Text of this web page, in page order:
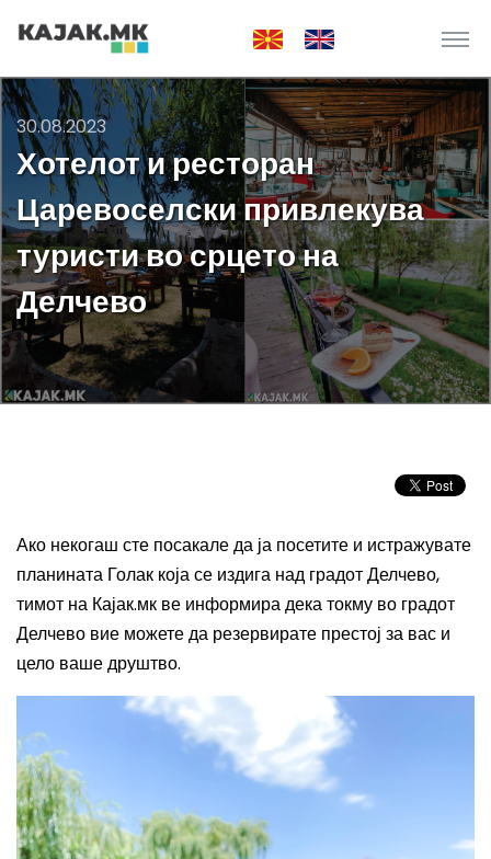
30.08.2023
Хотелот и ресторан
Царевоселски привлекува
туристи во срцето на
Делчево
Ако некогаш сте посакале да ја посетите и истражувате
планината Голак која се издига над градот Делчево,
тимот на Кајак.мк ве информира дека токму во градот
Делчево вие можете да резервирате престој за вас и
цело ваше друштво.